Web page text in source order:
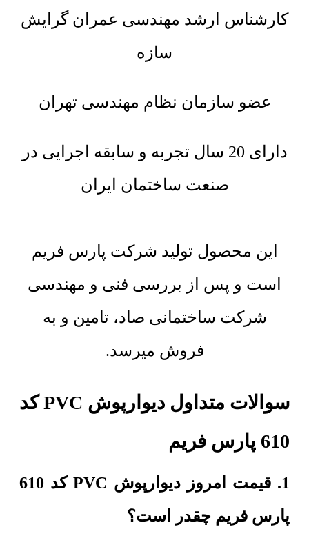
کارشناس ارشد مهندسی عمران گرایش
سازه
عضو سازمان نظام مهندسی تهران
دارای 20 سال تجربه و سابقه اجرایی در
صنعت ساختمان ایران
این محصول تولید شرکت پارس فریم
است و پس از بررسی فنی و مهندسی
شرکت ساختمانی صاد، تامین و به
فروش میرسد.
سوالات متداول دیوارپوش PVC کد
610 پارس فریم
1. قیمت امروز دیوارپوش PVC کد 610
پارس فریم چقدر است؟